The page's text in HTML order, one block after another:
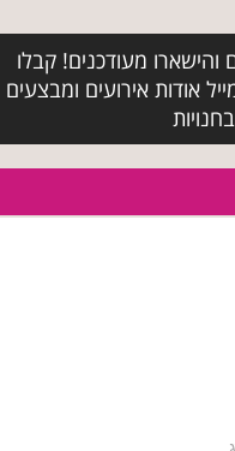
והישארו מעודכנים! קבלו
אודות אירועים ומבצעים